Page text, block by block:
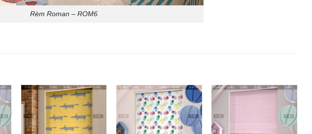
Rèm Roman – ROM6